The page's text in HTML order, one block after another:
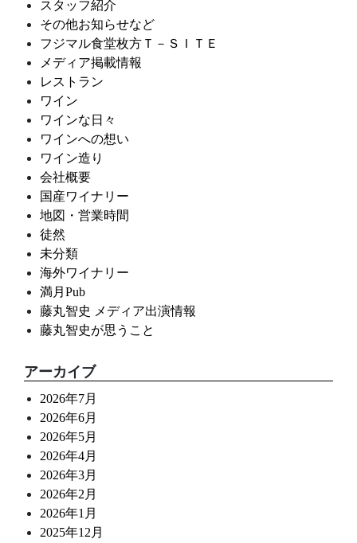
スタッフ紹介
その他お知らせなど
フジマル食堂枚方Ｔ－ＳＩＴＥ
メディア掲載情報
レストラン
ワイン
ワインな日々
ワインへの想い
ワイン造り
会社概要
国産ワイナリー
地図・営業時間
徒然
未分類
海外ワイナリー
満月Pub
藤丸智史 メディア出演情報
藤丸智史が思うこと
アーカイブ
2026年7月
2026年6月
2026年5月
2026年4月
2026年3月
2026年2月
2026年1月
2025年12月